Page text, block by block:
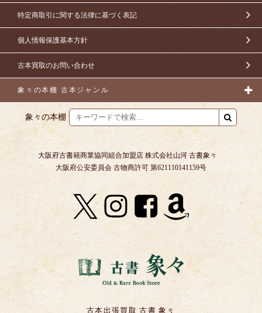
特定商取引に関する法律に基づく表記
個人情報保護基本方針
古本買取のお問い合わせ
象々の本棚 古本ジャンル
象々の本棚
大阪府古書籍商業協同組合加盟店 株式会社山河 古書象々
大阪府公安委員会 古物商許可 第621110141159号
古本出張買取 古書 象々